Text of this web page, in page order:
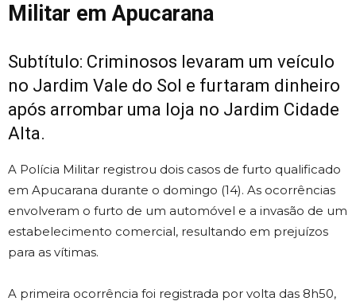
Militar em Apucarana
Subtítulo: Criminosos levaram um veículo
no Jardim Vale do Sol e furtaram dinheiro
após arrombar uma loja no Jardim Cidade
Alta.
A Polícia Militar registrou dois casos de furto qualificado
em Apucarana durante o domingo (14). As ocorrências
envolveram o furto de um automóvel e a invasão de um
estabelecimento comercial, resultando em prejuízos
para as vítimas.
A primeira ocorrência foi registrada por volta das 8h50,